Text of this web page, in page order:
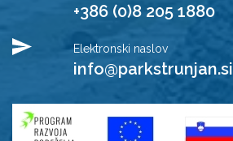
+386 (0)8 205 1880
Elektronski naslov
info@parkstrunjan.si